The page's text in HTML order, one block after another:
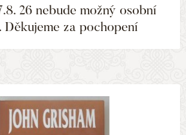
26 nebude možný osobní
Děkujeme za pochopení